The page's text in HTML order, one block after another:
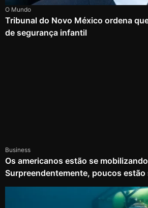
O Mundo
Tribunal do Novo México ordena
de segurança infantil
Business
Os americanos estão se
Surpreendentemente, poucos